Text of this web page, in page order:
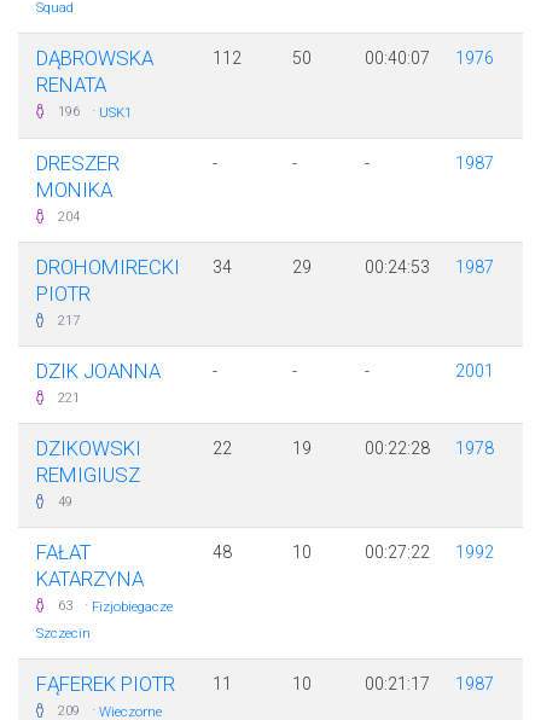
Squad
DĄBROWSKA
RENATA
196 · USK1
112 50 00:40:07 1976
DRESZER
MONIKA
204
- - - 1987
DROHOMIRECKI
PIOTR
217
34 29 00:24:53 1987
DZIK JOANNA
221
- - - 2001
DZIKOWSKI
REMIGIUSZ
49
22 19 00:22:28 1978
FAŁAT
KATARZYNA
63 · Fizjobiegacze
Szczecin
48 10 00:27:22 1992
FĄFEREK PIOTR
209 · Wieczorne
11 10 00:21:17 1987